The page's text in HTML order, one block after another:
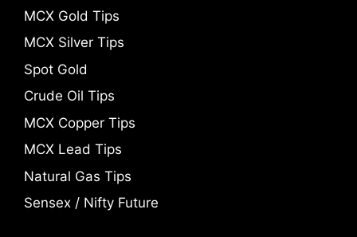
MCX Gold Tips
MCX Silver Tips
Spot Gold
Crude Oil Tips
MCX Copper Tips
MCX Lead Tips
Natural Gas Tips
Sensex / Nifty Future